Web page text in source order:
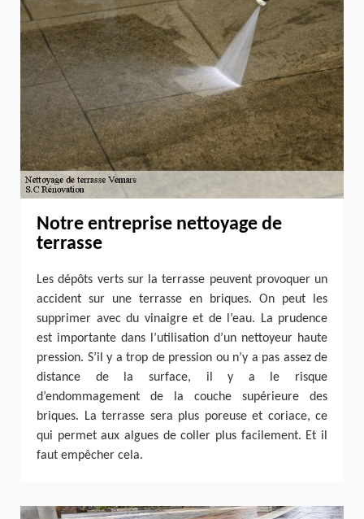
Notre entreprise nettoyage de
terrasse
Les dépôts verts sur la terrasse peuvent provoquer un
accident sur une terrasse en briques. On peut les
supprimer avec du vinaigre et de l’eau. La prudence
est importante dans l’utilisation d’un nettoyeur haute
pression. S’il y a trop de pression ou n’y a pas assez de
distance de la surface, il y a le risque
d’endommagement de la couche supérieure des
briques. La terrasse sera plus poreuse et coriace, ce
qui permet aux algues de coller plus facilement. Et il
faut empêcher cela.